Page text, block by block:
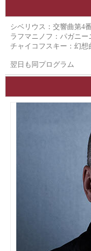
シベリウス：交響曲第4
ラフマニノフ：パガニ
チャイコフスキー：幻
翌日も同プログラム